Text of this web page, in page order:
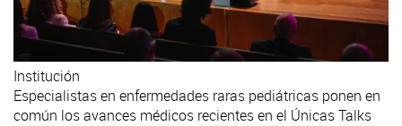
Institución
Especialistas en enfermedades raras pediátricas ponen en
común los avances médicos recientes en el Únicas Talks